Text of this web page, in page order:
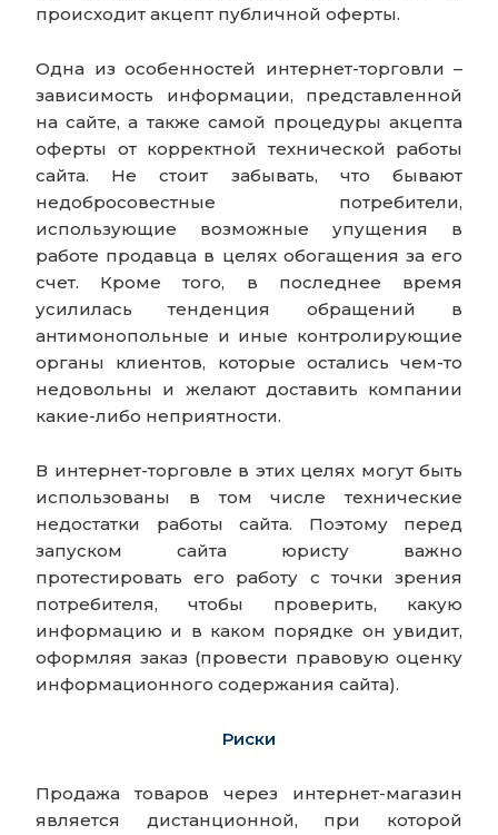
происходит акцепт публичной оферты.
Одна из особенностей интернет-торговли –
зависимость информации, представленной
на сайте, а также самой процедуры акцепта
оферты от корректной технической работы
сайта. Не стоит забывать, что бывают
недобросовестные потребители,
использующие возможные упущения в
работе продавца в целях обогащения за его
счет. Кроме того, в последнее время
усилилась тенденция обращений в
антимонопольные и иные контролирующие
органы клиентов, которые остались чем-то
недовольны и желают доставить компании
какие-либо неприятности.
В интернет-торговле в этих целях могут быть
использованы в том числе технические
недостатки работы сайта. Поэтому перед
запуском сайта юристу важно
протестировать его работу с точки зрения
потребителя, чтобы проверить, какую
информацию и в каком порядке он увидит,
оформляя заказ (провести правовую оценку
информационного содержания сайта).
Риски
Продажа товаров через интернет-магазин
является дистанционной, при которой